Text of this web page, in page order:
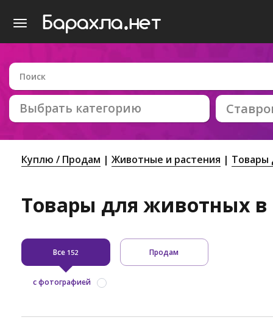
Выбрать категорию
Куплю / Продам Животные и растения Товары
Товары для животных в
Все 152 Продам
с фотографией